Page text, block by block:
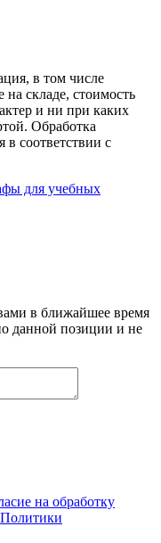
в том числе
на складе, стоимость
и ни при каких
Обработка
в соответствии с
для учебных
в ближайшее время
данной позиции и не
на обработку
Политики